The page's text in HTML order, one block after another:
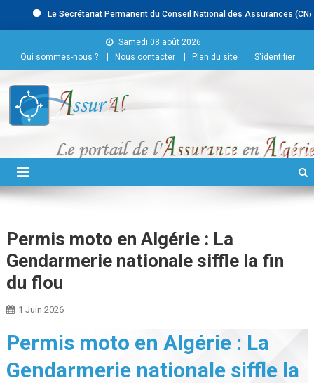
Le Secrétariat Permanent du Conseil National des Assurances (CNA)
Samedi 08 août 2026
Qui sommes-nous ?
Nous contacter Plan du site S'identifier
Conseil National des
Permis moto en Algérie : La
Gendarmerie nationale siffle la fin
du flou
1 Juin 2026
Permis moto en Algérie : La
Gendarmerie nationale siffle la